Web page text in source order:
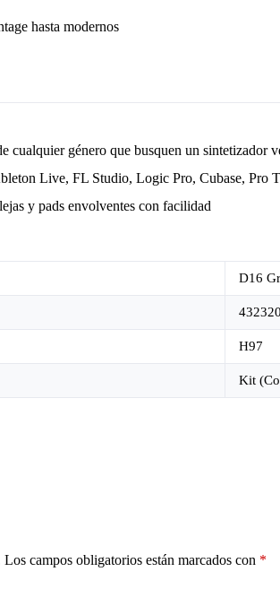
hasta modernos
cualquier género que busquen un sintetizador
Live, FL Studio, Logic Pro, Cubase, Pro
y pads envolventes con facilidad
D16
H97
Kit
Los campos obligatorios están marcados con *